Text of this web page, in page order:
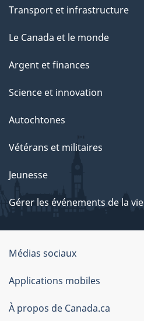
g
Transport et infrastructure
Le Canada et le monde
Argent et finances
Science et innovation
Autochtones
Vétérans et militaires
Jeunesse
Gérer les événements de la vie
Organisation
du
gouvernement
du
Médias sociaux
Applications mobiles
À propos de Canada.ca